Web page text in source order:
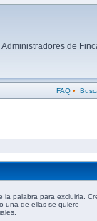
Administradores de
FAQ•
la palabra para excluirla.
una de ellas se quiere